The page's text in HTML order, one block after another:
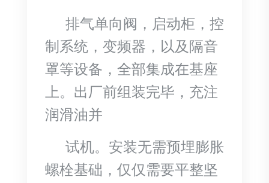
排气单向阀，启动柜，控
制系统，变频器，以及隔音
罩等设备，全部集成在基座
上。出厂前组装完毕，充注
润滑油并
试机。安装无需预埋膨胀
螺栓基础，仅仅需要平整坚